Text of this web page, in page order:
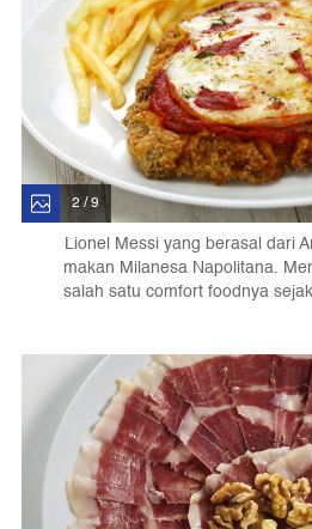
2 / 9
Lionel Messi yang berasal dari
makan Milanesa Napolitana.
salah satu comfort foodnya